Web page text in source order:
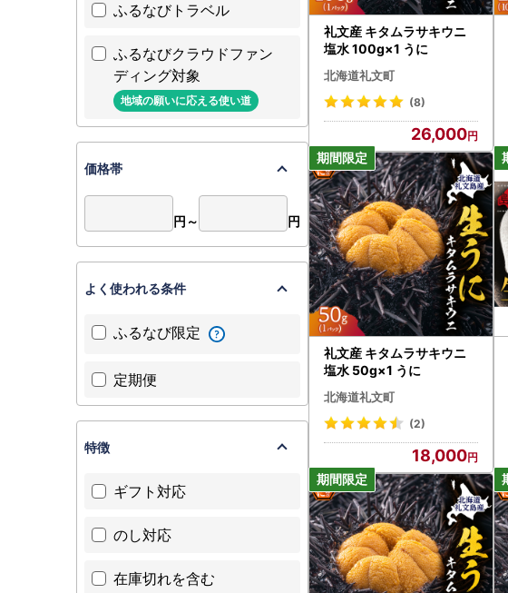
礼文産 キタムラサキウニ
塩水 100g×1 うに
北海道礼文町
(8)
26,000
礼文産 キタムラサキウニ
塩水 50g×1 うに
北海道礼文町
(2)
18,000
ふるなびトラベル
ふるなびクラウドファン
ディング対象
地域の願いに応える使い道
価格帯
円～ 円
よく使われる条件
ふるなび限定
定期便
特徴
ギフト対応
のし対応
在庫切れを含む